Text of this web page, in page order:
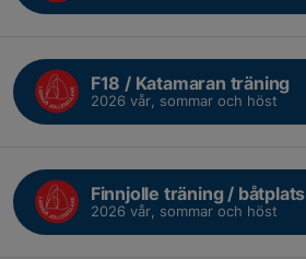
F18 / Katamaran träning
2026 vår, sommar och höst
Finnjolle träning / båtplats
2026 vår, sommar och höst